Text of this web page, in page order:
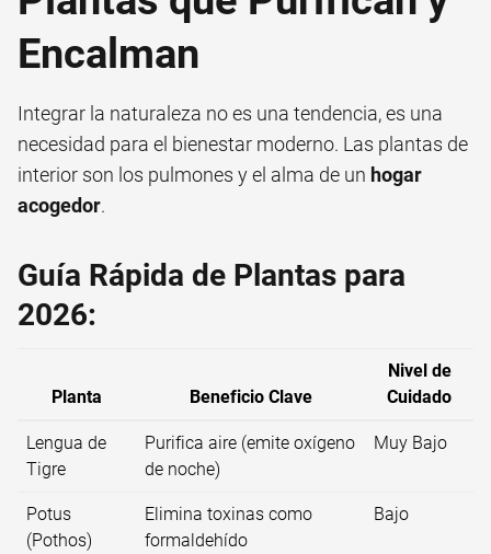
Encalman
Integrar la naturaleza no es una tendencia, es una
necesidad para el bienestar moderno. Las plantas de
interior son los pulmones y el alma de un hogar
acogedor.
Guía Rápida de Plantas para
2026:
Planta Beneficio Clave
Nivel de
Cuidado
Lengua de
Tigre
Purifica aire (emite oxígeno
de noche)
Muy Bajo
Potus
(Pothos)
Elimina toxinas como
formaldehído
Bajo